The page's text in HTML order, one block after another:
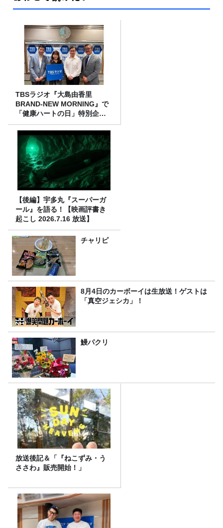
TBSラジオ『大島由香里
BRAND-NEW MORNING』で
「健康ハートの日」特別企画
を8/10（月）に放送
【後編】宇多丸『スーパーガ
ール』を語る！【映画評書き
起こし 2026.7.16 放送】
チャリピ
8月4日のカーボーイは生放送！ゲストは
「真空ジェシカ」！
鰻パクリ
放送後記＆「『ねこずみ・う
ささわ』販売開始！」